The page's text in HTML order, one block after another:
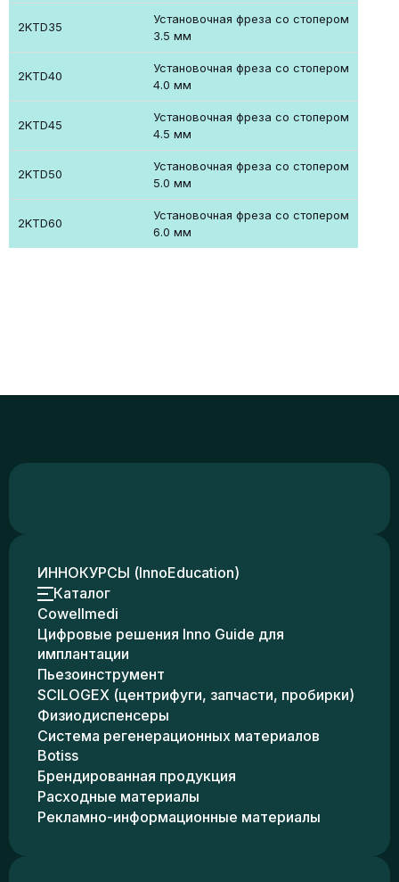
2KTD35
Установочная фреза со стопером
3.5 мм
2KTD40
Установочная фреза со стопером
4.0 мм
2KTD45
Установочная фреза со стопером
4.5 мм
2KTD50
Установочная фреза со стопером
5.0 мм
2KTD60
Установочная фреза со стопером
6.0 мм
ИННОКУРСЫ (InnoEducation)
Каталог
Cowellmedi
Цифровые решения Inno Guide для
имплантации
Пьезоинструмент
SCILOGEX (центрифуги, запчасти, пробирки)
Физиодиспенсеры
Система регенерационных материалов
Botiss
Брендированная продукция
Расходные материалы
Рекламно-информационные материалы